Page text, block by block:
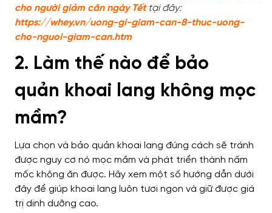
cho người giảm cân ngày Tếttại đây:
https://whey.vn/uong-gi-giam-can-8-thuc-uong-
cho-nguoi-giam-can.htm
2. Làm thế nào để bảo
quản khoai lang không mọc
mầm?
Lựa chọn và bảo quản khoai lang đúng cách sẽ tránh
được nguy cơ nó mọc mầm và phát triển thành nấm
mốc không ăn được. Hãy xem một số hướng dẫn dưới
đây để giúp khoai lang luôn tươi ngon và giữ được giá
trị dinh dưỡng cao.